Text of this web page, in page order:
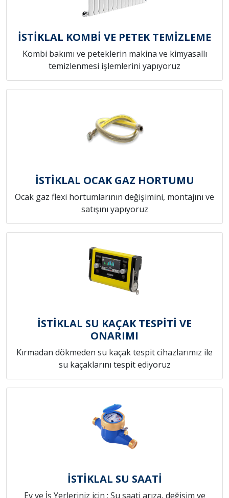
İSTİKLAL KOMBİ VE PETEK TEMİZLEME
Kombi bakımı ve peteklerin makina ve kimyasallı
temizlenmesi işlemlerini yapıyoruz
İSTİKLAL OCAK GAZ HORTUMU
Ocak gaz flexi hortumlarının değişimini, montajını ve
satışını yapıyoruz
İSTİKLAL SU KAÇAK TESPİTİ VE
ONARIMI
Kırmadan dökmeden su kaçak tespit cihazlarımız ile
su kaçaklarını tespit ediyoruz
İSTİKLAL SU SAATİ
Ev ve İş Yerleriniz için ; Su saati arıza, değişim ve